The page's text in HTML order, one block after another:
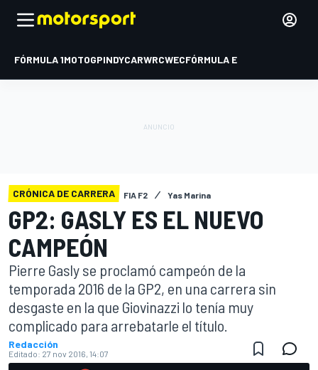
FÓRMULA 1MOTOGPINDYCARWRCWECFÓRMULA E
CRÓNICA DE CARRERA FIA F2 Yas Marina
GP2: GASLY ES EL NUEVO
CAMPEÓN
Pierre Gasly se proclamó campeón de la
temporada 2016 de la GP2, en una carrera sin
desgaste en la que Giovinazzi lo tenía muy
complicado para arrebatarle el título.
Redacción
Editado: 27 nov 2016, 14:07